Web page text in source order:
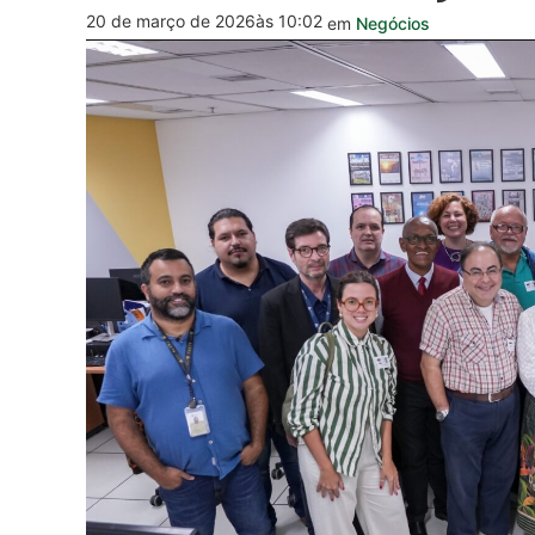
20 de março de 2026às 10:02 em Negócios